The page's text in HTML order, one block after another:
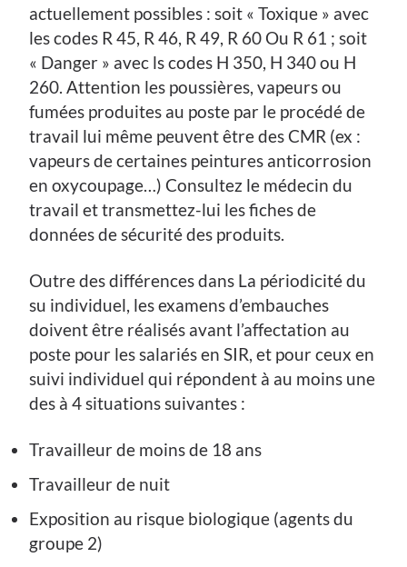
actuellement possibles : soit « Toxique » avec
les codes R 45, R 46, R 49, R 60 Ou R 61 ; soit
« Danger » avec ls codes H 350, H 340 ou H
260. Attention les poussières, vapeurs ou
fumées produites au poste par le procédé de
travail lui même peuvent être des CMR (ex :
vapeurs de certaines peintures anticorrosion
en oxycoupage…) Consultez le médecin du
travail et transmettez-lui les fiches de
données de sécurité des produits.
Outre des différences dans La périodicité du
su individuel, les examens d’embauches
doivent être réalisés avant l’affectation au
poste pour les salariés en SIR, et pour ceux en
suivi individuel qui répondent à au moins une
des à 4 situations suivantes :
Travailleur de moins de 18 ans
Travailleur de nuit
Exposition au risque biologique (agents du
groupe 2)